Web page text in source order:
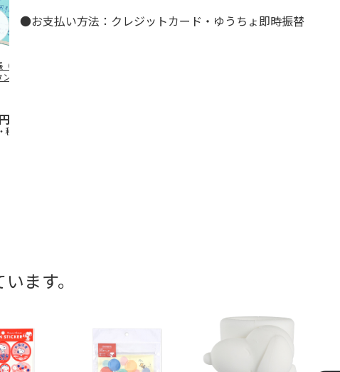
ジャバ
プコレク
込)
●お支払い方法：クレジットカード・ゆうちょ即時振替
ます。